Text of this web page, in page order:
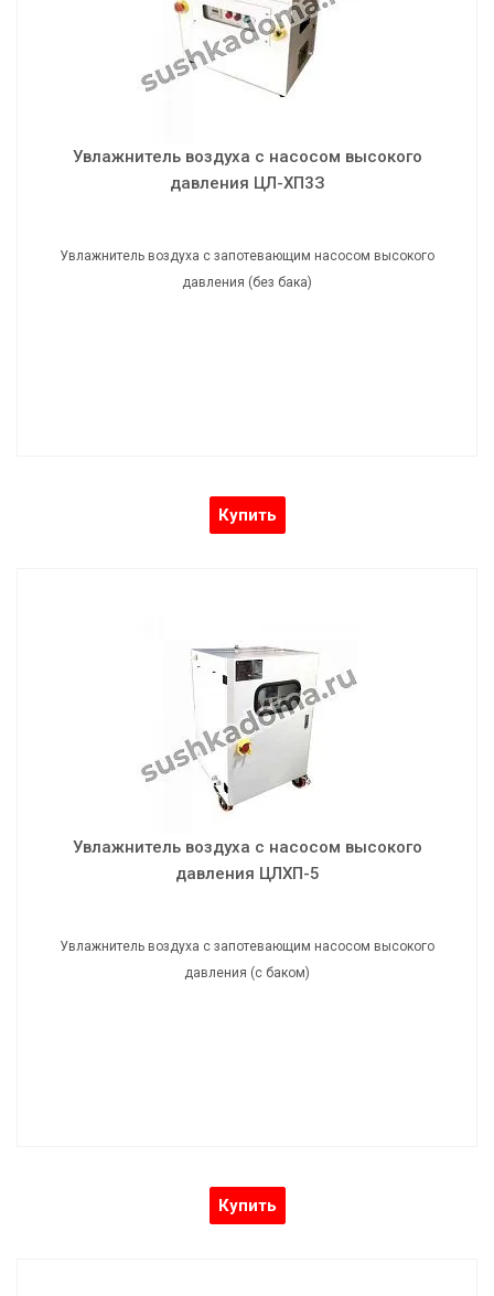
Увлажнитель воздуха с насосом высокого
давления ЦЛ-ХП3З
Увлажнитель воздуха с запотевающим насосом высокого
давления (без бака)
Увлажнитель воздуха с запотевающим насосом высокого
давления (без бака)
Купить
Увлажнитель воздуха с насосом высокого
давления ЦЛХП-5
Увлажнитель воздуха с запотевающим насосом высокого
давления (с баком)
давления ЦЛХП-5
Увлажнитель воздуха с запотевающим насосом высокого
давления (с баком)
Купить